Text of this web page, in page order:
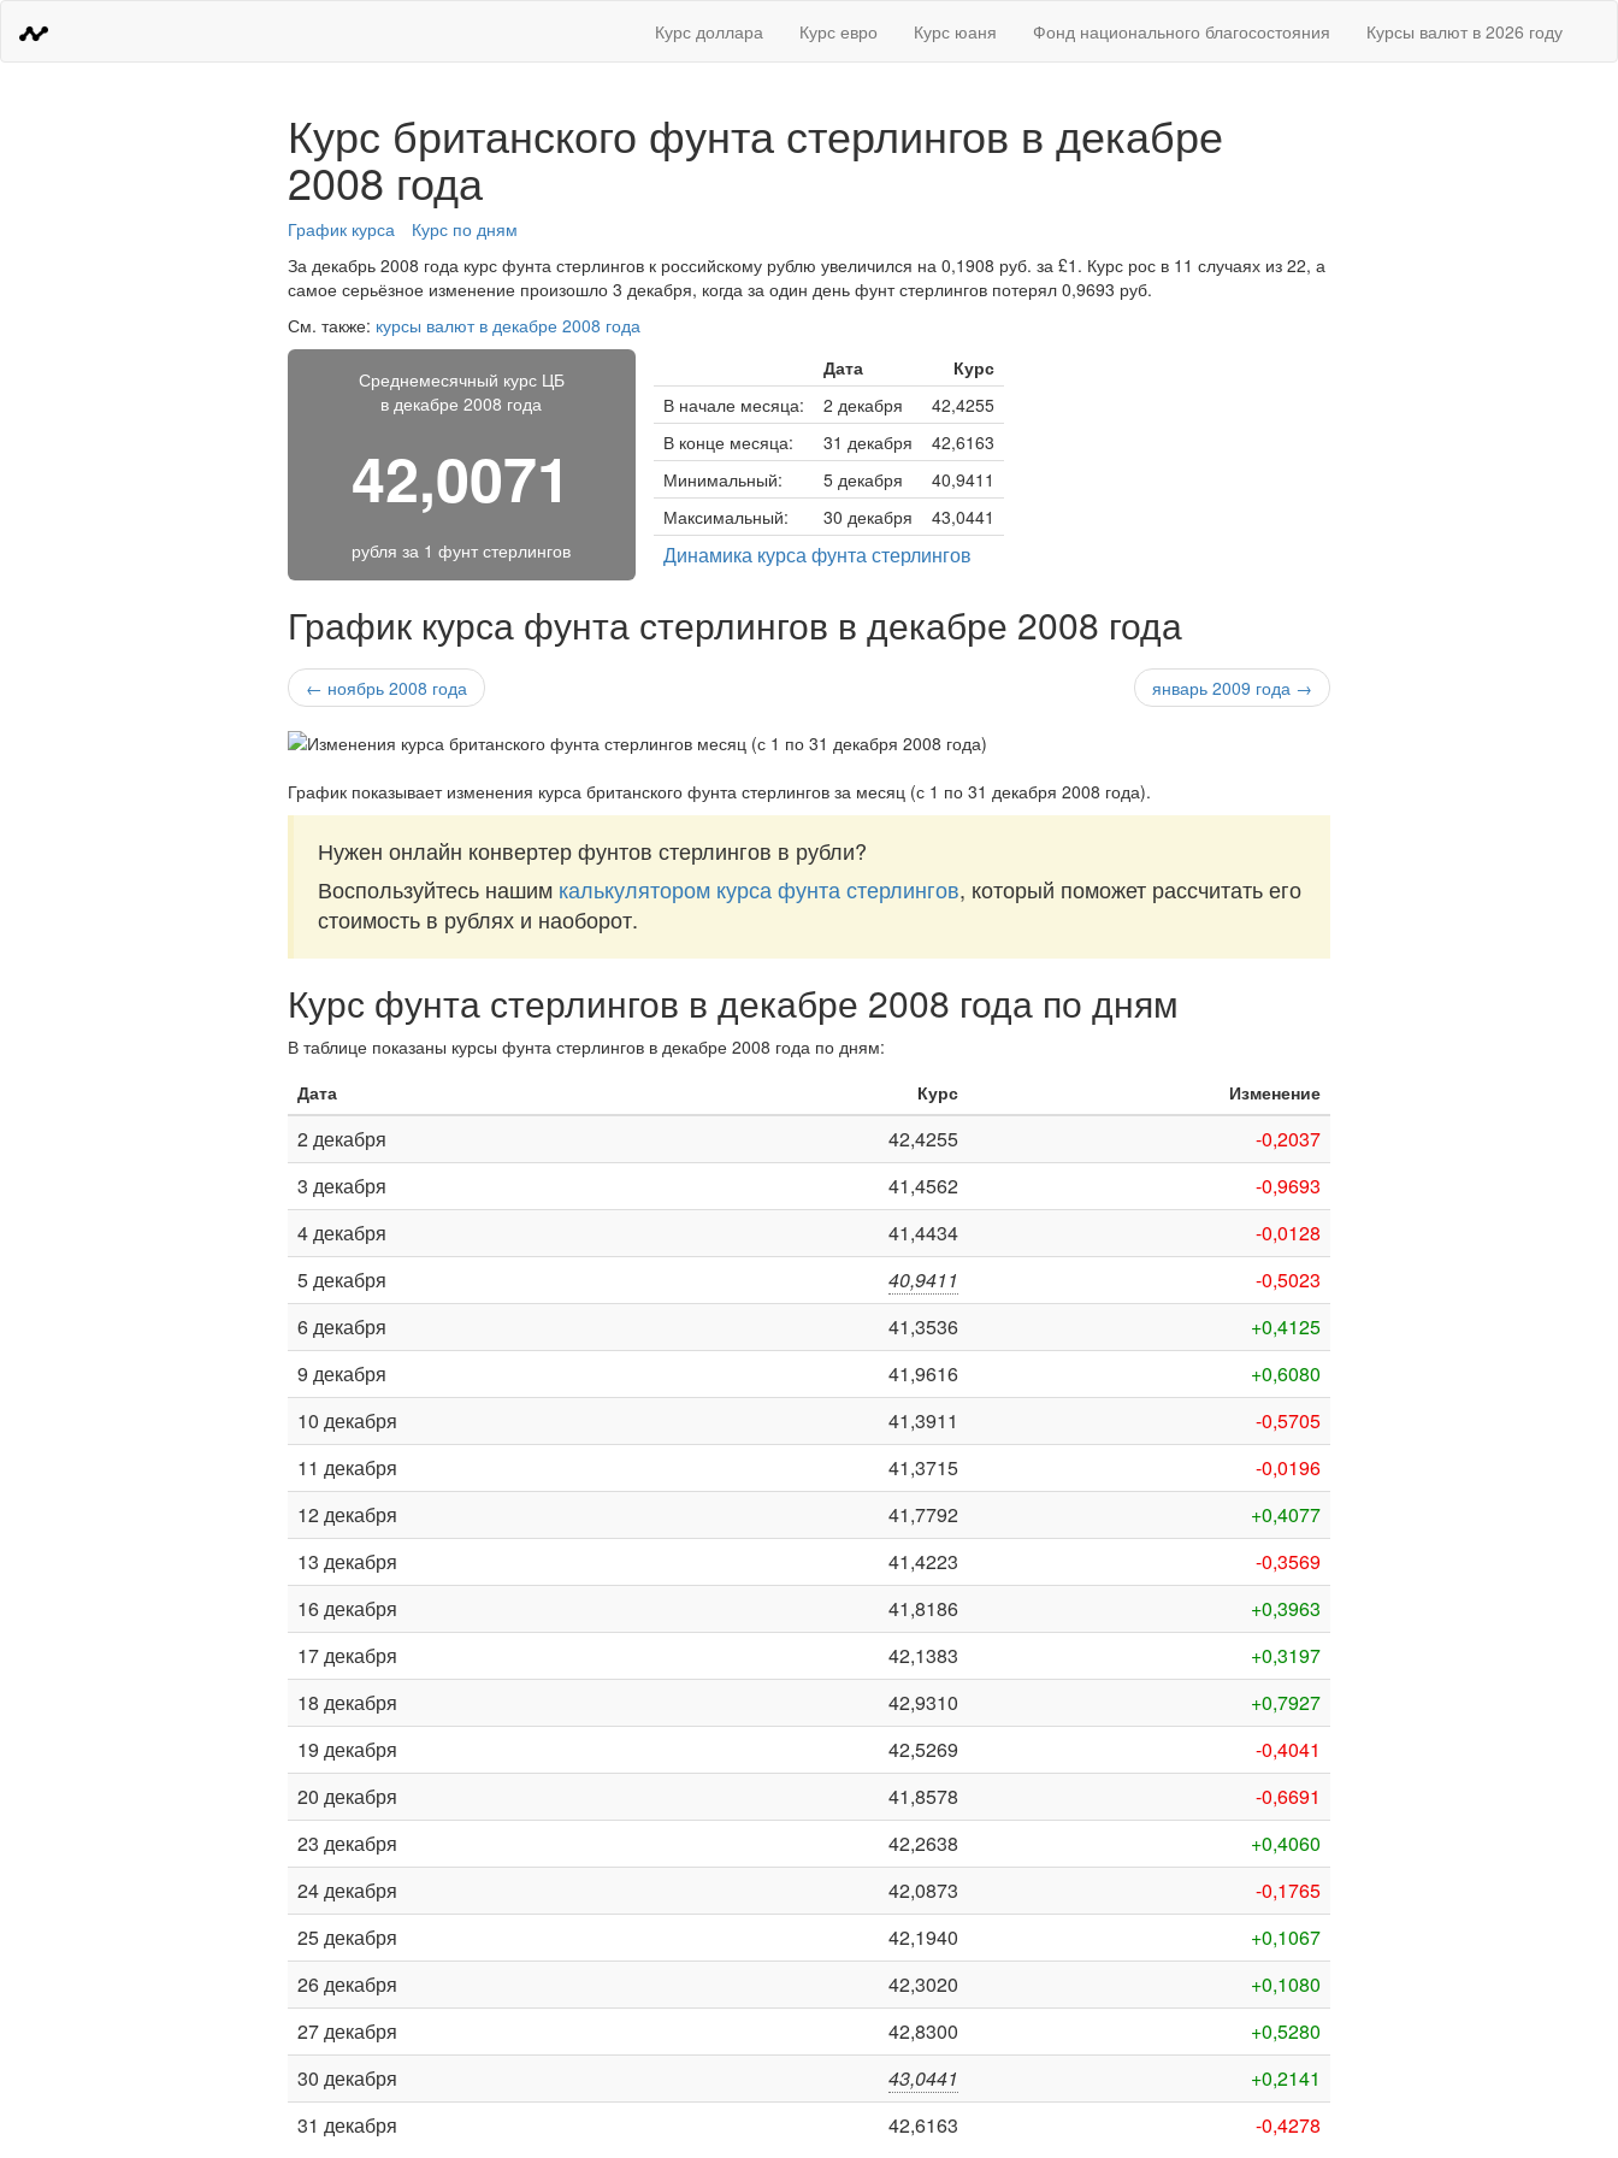
Курс доллара Курс евро Курс юаня Фонд национального благосостояния Курсы валют в 2026 году
Курс британского фунта стерлингов в декабре
2008 года
График курса
Курс по дням
За декабрь 2008 года курс фунта стерлингов к российскому рублю увеличился на 0,1908 руб. за £1. Курс рос в 11 случаях из 22, а
самое серьёзное изменение произошло 3 декабря, когда за один день фунт стерлингов потерял 0,9693 руб.
См. также: курсы валют в декабре 2008 года
Среднемесячный курс ЦБ
в декабре 2008 года
42,0071
рубля за 1 фунт стерлингов
Дата
Курс
В начале месяца:
2 декабря
42,4255
В конце месяца:
31 декабря
42,6163
Минимальный:
5 декабря
40,9411
Максимальный:
30 декабря 43,0441
Динамика курса фунта стерлингов
График курса фунта стерлингов в декабре 2008 года
← ноябрь 2008 года январь 2009 года →
График показывает изменения курса британского фунта стерлингов за месяц (с 1 по 31 декабря 2008 года).
Нужен онлайн конвертер фунтов стерлингов в рубли?
Воспользуйтесь нашим калькулятором курса фунта стерлингов, который поможет рассчитать его
стоимость в рублях и наоборот.
Курс фунта стерлингов в декабре 2008 года по дням
В таблице показаны курсы фунта стерлингов в декабре 2008 года по дням:
Дата
Курс Изменение
2 декабря 42,4255
-0,2037
3 декабря
41,4562
-0,9693
4 декабря
41,4434
-0,0128
5 декабря
40,9411
-0,5023
6 декабря
41,3536
+0,4125
9 декабря
41,9616
+0,6080
10 декабря
41,3911
-0,5705
11 декабря
41,3715
-0,0196
12 декабря
41,7792
+0,4077
13 декабря
41,4223
-0,3569
16 декабря
41,8186
+0,3963
17 декабря
42,1383
+0,3197
18 декабря
42,9310
+0,7927
19 декабря
42,5269
-0,4041
20 декабря
41,8578
-0,6691
23 декабря
42,2638
+0,4060
24 декабря
42,0873
-0,1765
25 декабря
42,1940
+0,1067
26 декабря
42,3020
+0,1080
27 декабря
42,8300
+0,5280
30 декабря
43,0441
+0,2141
31 декабря
42,6163 -0,4278